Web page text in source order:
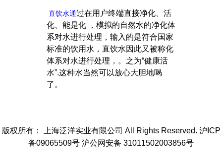
直饮水通过在用户终端直接净化、活
化、能是化 ，模拟的自然水的净化体
系对水进行处理，输入的是符合国家
标准的饮用水，直饮水因此又被称化
体系对水进行处理，。之为“健康活
水”.这种水当然可以放心大胆地喝
了。
版权所有： 上海泛洋实业有限公司 All Rights Reserved. 沪ICP
备09065509号 沪公网安备 31011502003856号